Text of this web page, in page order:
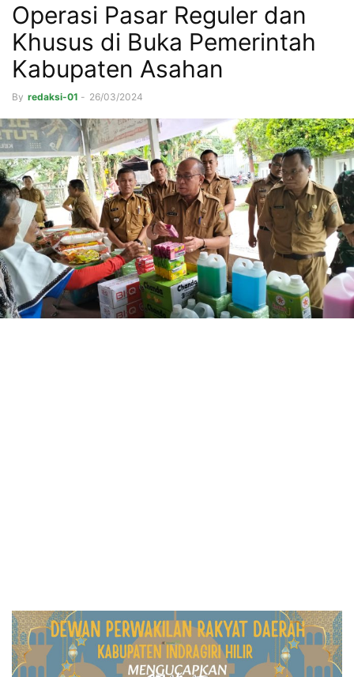
Operasi Pasar Reguler dan
Khusus di Buka Pemerintah
Kabupaten Asahan
By redaksi-01 - 26/03/2024